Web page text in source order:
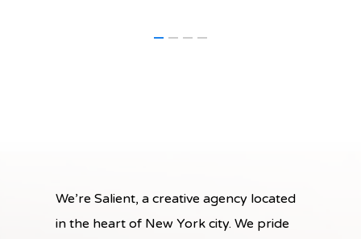
We’re Salient, a creative agency located
in the heart of New York city. We pride